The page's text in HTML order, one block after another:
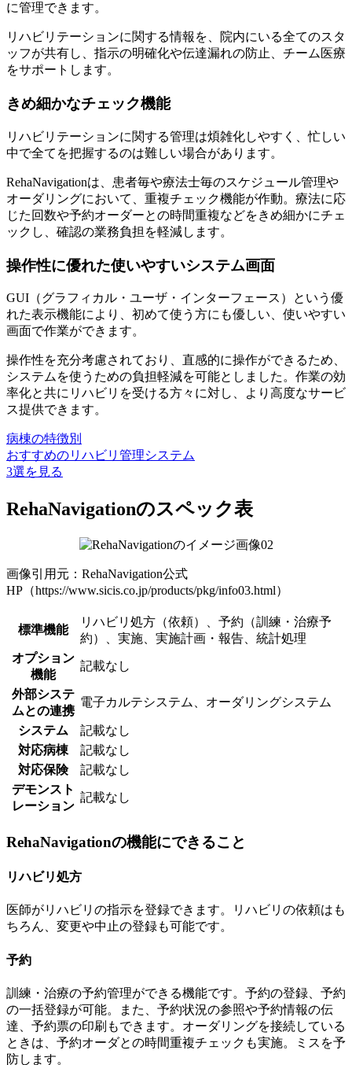
に管理できます。
リハビリテーションに関する情報を、院内にいる全てのスタ
ッフが共有し、指示の明確化や伝達漏れの防止、チーム医療
をサポートします。
きめ細かなチェック機能
リハビリテーションに関する管理は煩雑化しやすく、忙しい
中で全てを把握するのは難しい場合があります。
RehaNavigationは、患者毎や療法士毎のスケジュール管理や
オーダリングにおいて、重複チェック機能が作動。療法に応
じた回数や予約オーダーとの時間重複などをきめ細かにチェ
ックし、確認の業務負担を軽減します。
操作性に優れた使いやすいシステム画面
GUI（グラフィカル・ユーザ・インターフェース）という優
れた表示機能により、初めて使う方にも優しい、使いやすい
画面で作業ができます。
操作性を充分考慮されており、直感的に操作ができるため、
システムを使うための負担軽減を可能としました。作業の効
率化と共にリハビリを受ける方々に対し、より高度なサービ
ス提供できます。
病棟の特徴別
おすすめのリハビリ管理システム
3選を見る
RehaNavigationのスペック表
画像引用元：RehaNavigation公式
HP（https://www.sicis.co.jp/products/pkg/info03.html）
標準機能
リハビリ処方（依頼）、予約（訓練・治療予
約）、実施、実施計画・報告、統計処理
オプション
機能
記載なし
外部システ
ムとの連携
電子カルテシステム、オーダリングシステム
システム
記載なし
対応病棟
記載なし
対応保険
記載なし
デモンスト
レーション
記載なし
RehaNavigationの機能にできること
リハビリ処方
医師がリハビリの指示を登録できます。リハビリの依頼はも
ちろん、変更や中止の登録も可能です。
予約
訓練・治療の予約管理ができる機能です。予約の登録、予約
の一括登録が可能。また、予約状況の参照や予約情報の伝
達、予約票の印刷もできます。オーダリングを接続している
ときは、予約オーダとの時間重複チェックも実施。ミスを予
防します。